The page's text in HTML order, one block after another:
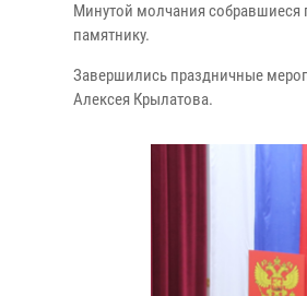
Минутой молчания
памятнику.
Завершились праздничные
Алексея Крылатова.